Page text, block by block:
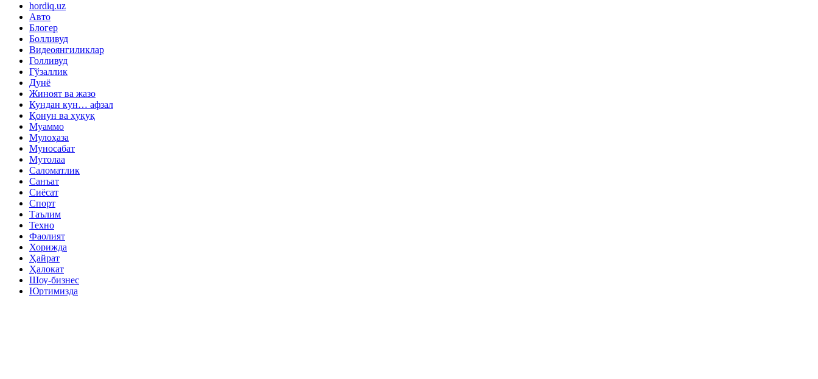
hordiq.uz
Авто
Блогер
Болливуд
Видеоянгиликлар
Голливуд
Гўзаллик
Дунё
Жиноят ва жазо
Кундан кун… афзал
Қонун ва ҳуқуқ
Муаммо
Мулоҳаза
Муносабат
Мутолаа
Саломатлик
Санъат
Сиёсат
Спорт
Таълим
Техно
Фаолият
Хорижда
Ҳайрат
Ҳалокат
Шоу-бизнес
Юртимизда